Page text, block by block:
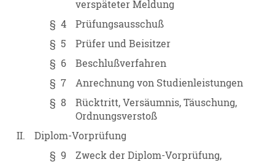
verspäteter Meldung
§ 4
Prüfungsausschuß
§ 5
Prüfer und Beisitzer
§ 6
Beschlußverfahren
§ 7
Anrechnung von Studienleistungen
§ 8
Rücktritt, Versäumnis, Täuschung,
Ordnungsverstoß
II.
Diplom-Vorprüfung
§ 9
Zweck der Diplom-Vorprüfung,